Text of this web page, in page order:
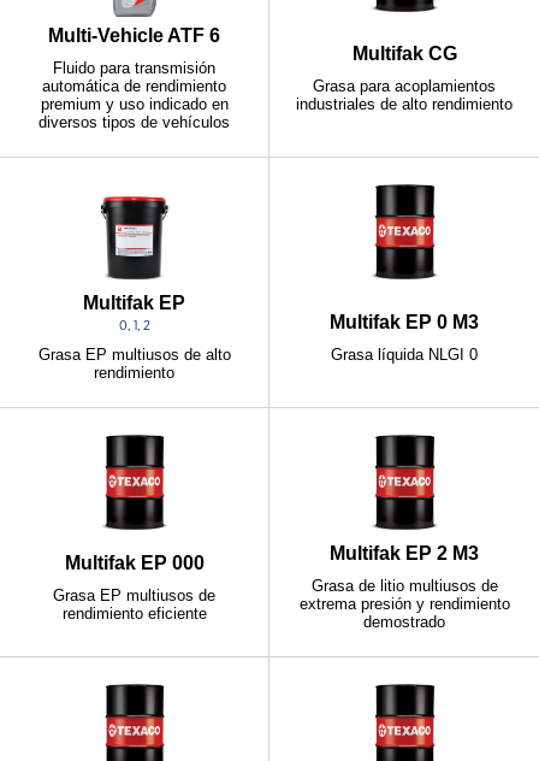
Multi-Vehicle ATF 6
Fluido para transmisión
automática de rendimiento
premium y uso indicado en
diversos tipos de vehículos
Multifak CG
Grasa para acoplamientos
industriales de alto rendimiento
Multifak EP
0, 1, 2
Grasa EP multiusos de alto
rendimiento
Multifak EP 0 M3
Grasa líquida NLGI 0
Multifak EP 000
Grasa EP multiusos de
rendimiento eficiente
Multifak EP 2 M3
Grasa de litio multiusos de
extrema presión y rendimiento
demostrado